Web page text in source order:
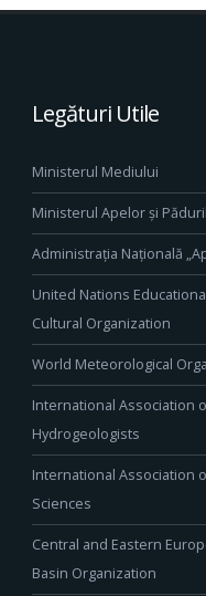
Legături Utile
Ministerul Mediului
Ministerul Apelor și
Administrația Națională
United Nations
Cultural Organization
World Meteorological
International Association
Hydrogeologists
International Association
Sciences
Central and Eastern
Basin Organization